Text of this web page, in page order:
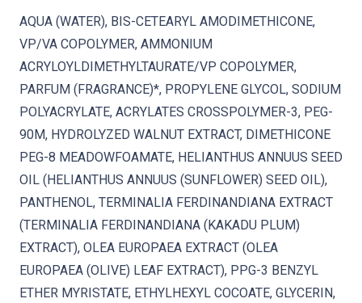
AQUA (WATER), BIS-CETEARYL AMODIMETHICONE,
VP/VA COPOLYMER, AMMONIUM
ACRYLOYLDIMETHYLTAURATE/VP COPOLYMER,
PARFUM (FRAGRANCE)*, PROPYLENE GLYCOL, SODIUM
POLYACRYLATE, ACRYLATES CROSSPOLYMER-3, PEG-
90M, HYDROLYZED WALNUT EXTRACT, DIMETHICONE
PEG-8 MEADOWFOAMATE, HELIANTHUS ANNUUS SEED
OIL (HELIANTHUS ANNUUS (SUNFLOWER) SEED OIL),
PANTHENOL, TERMINALIA FERDINANDIANA EXTRACT
(TERMINALIA FERDINANDIANA (KAKADU PLUM)
EXTRACT), OLEA EUROPAEA EXTRACT (OLEA
EUROPAEA (OLIVE) LEAF EXTRACT), PPG-3 BENZYL
ETHER MYRISTATE, ETHYLHEXYL COCOATE, GLYCERIN,